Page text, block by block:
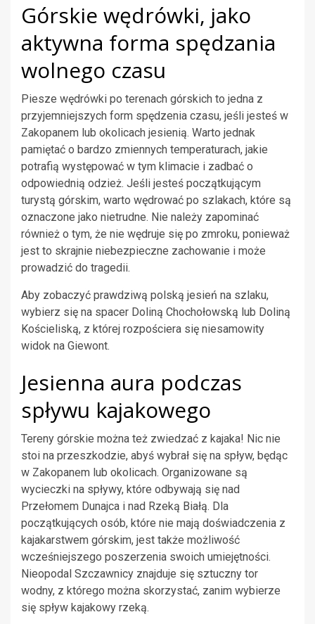
Górskie wędrówki, jako
aktywna forma spędzania
wolnego czasu
Piesze wędrówki po terenach górskich to jedna z
przyjemniejszych form spędzenia czasu, jeśli jesteś w
Zakopanem lub okolicach jesienią. Warto jednak
pamiętać o bardzo zmiennych temperaturach, jakie
potrafią występować w tym klimacie i zadbać o
odpowiednią odzież. Jeśli jesteś początkującym
turystą górskim, warto wędrować po szlakach, które są
oznaczone jako nietrudne. Nie należy zapominać
również o tym, że nie wędruje się po zmroku, ponieważ
jest to skrajnie niebezpieczne zachowanie i może
prowadzić do tragedii.
Aby zobaczyć prawdziwą polską jesień na szlaku,
wybierz się na spacer Doliną Chochołowską lub Doliną
Kościeliską, z której rozpościera się niesamowity
widok na Giewont.
Jesienna aura podczas
spływu kajakowego
Tereny górskie można też zwiedzać z kajaka! Nic nie
stoi na przeszkodzie, abyś wybrał się na spływ, będąc
w Zakopanem lub okolicach. Organizowane są
wycieczki na spływy, które odbywają się nad
Przełomem Dunajca i nad Rzeką Białą. Dla
początkujących osób, które nie mają doświadczenia z
kajakarstwem górskim, jest także możliwość
wcześniejszego poszerzenia swoich umiejętności.
Nieopodal Szczawnicy znajduje się sztuczny tor
wodny, z którego można skorzystać, zanim wybierze
się spływ kajakowy rzeką.